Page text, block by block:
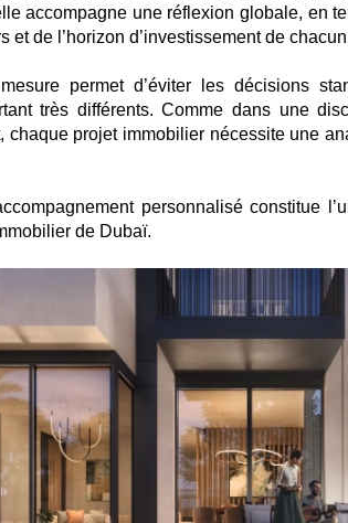
accompagne une réflexion globale, en
et de l’horizon d’investissement de
permet d’éviter les décisions
très différents. Comme dans une
chaque projet immobilier nécessite une
personnalisé constitue
de Dubaï.